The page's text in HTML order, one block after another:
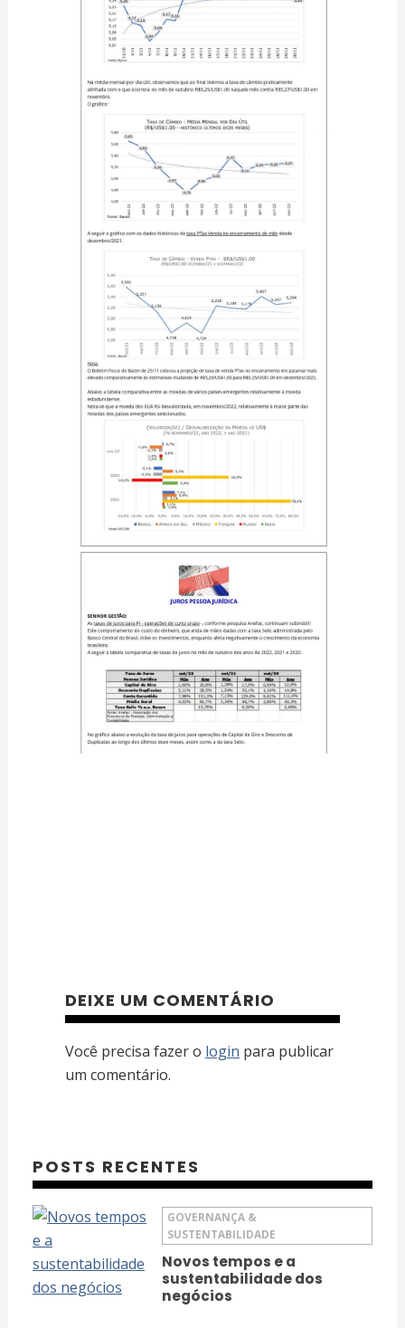
DEIXE UM COMENTÁRIO
Você precisa fazer o login para publicar
um comentário.
POSTS RECENTES
GOVERNANÇA &
SUSTENTABILIDADE
Novos tempos e a
sustentabilidade dos
negócios